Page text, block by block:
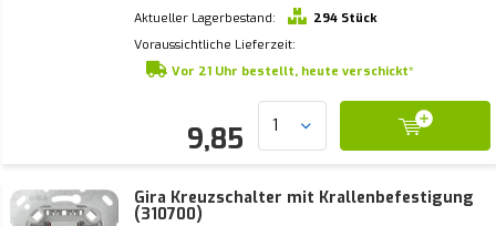
Aktueller Lagerbestand:
294 Stück
Voraussichtliche Lieferzeit:
Vor 21 Uhr bestellt, heute verschickt*
9,85
Gira Kreuzschalter mit Krallenbefestigung
(310700)